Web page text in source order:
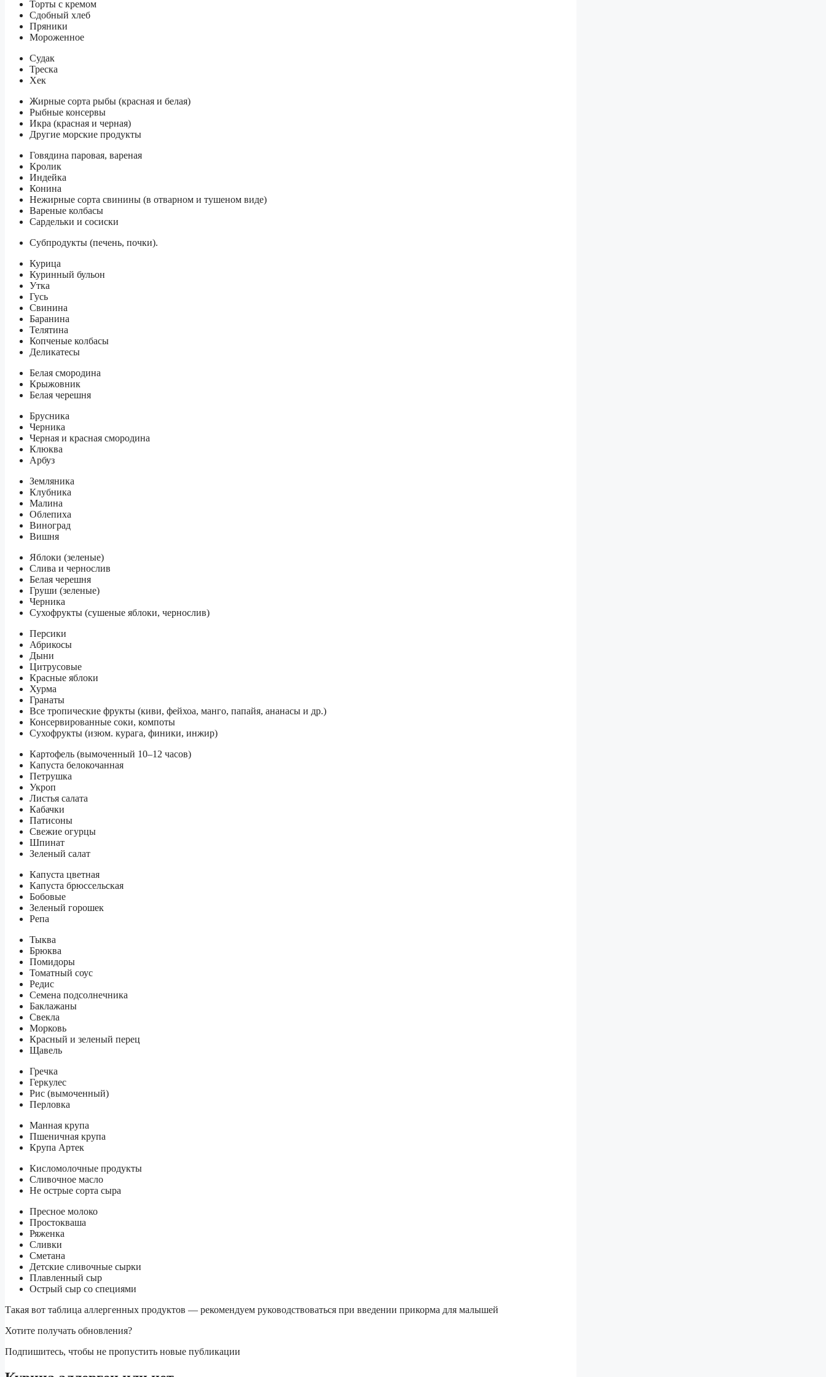
Торты с кремом
Сдобный хлеб
Пряники
Мороженное
Судак
Треска
Хек
Жирные сорта рыбы (красная и белая)
Рыбные консервы
Икра (красная и черная)
Другие морские продукты
Говядина паровая, вареная
Кролик
Индейка
Конина
Нежирные сорта свинины (в отварном и тушеном виде)
Вареные колбасы
Сардельки и сосиски
Субпродукты (печень, почки).
Курица
Куринный бульон
Утка
Гусь
Свинина
Баранина
Телятина
Копченые колбасы
Деликатесы
Белая смородина
Крыжовник
Белая черешня
Брусника
Черника
Черная и красная смородина
Клюква
Арбуз
Земляника
Клубника
Малина
Облепиха
Виноград
Вишня
Яблоки (зеленые)
Слива и чернослив
Белая черешня
Груши (зеленые)
Черника
Сухофрукты (сушеные яблоки, чернослив)
Персики
Абрикосы
Дыни
Цитрусовые
Красные яблоки
Хурма
Гранаты
Все тропические фрукты (киви, фейхоа, манго, папайя, ананасы и др.)
Консервированные соки, компоты
Сухофрукты (изюм. курага, финики, инжир)
Картофель (вымоченный 10–12 часов)
Капуста белокочанная
Петрушка
Укроп
Листья салата
Кабачки
Патисоны
Свежие огурцы
Шпинат
Зеленый салат
Капуста цветная
Капуста брюссельская
Бобовые
Зеленый горошек
Репа
Тыква
Брюква
Помидоры
Томатный соус
Редис
Семена подсолнечника
Баклажаны
Свекла
Морковь
Красный и зеленый перец
Щавель
Гречка
Геркулес
Рис (вымоченный)
Перловка
Манная крупа
Пшеничная крупа
Крупа Артек
Кисломолочные продукты
Сливочное масло
Не острые сорта сыра
Пресное молоко
Простокваша
Ряженка
Сливки
Сметана
Детские сливочные сырки
Плавленный сыр
Острый сыр со специями
Такая вот таблица аллергенных продуктов — рекомендуем руководствоваться при введении прикорма для малышей
Хотите получать обновления?
Подпишитесь, чтобы не пропустить новые публикации